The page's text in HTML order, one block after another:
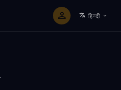
हिन्दी